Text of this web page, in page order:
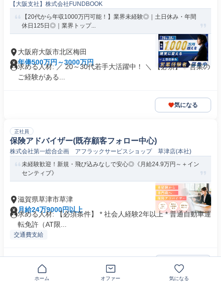
【大阪支社】株式会社FUNDBOOK
【20代から年収1000万円可能！】業界未経験◎｜土日休み・年間
休日125日◎｜業界トップ...
大阪府大阪市北区梅田
年俸500万円～3000万円
求める人材: ／ 20～30代若手大活躍中！ ＼ 【必須】 ✅️営業の
ご経験がある...
気になる
正社員
保険アドバイザー(既存顧客フォロー中心)
株式会社第一総合企画 アフラックサービスショップ 草津店(本社)
未経験歓迎！新規・飛び込みなしで安心◎《月給24.9万円～＋イン
センティブ》
滋賀県草津市草津
月給24万9000円以上
求める人材: 【必須条件】 * 社会人経験2年以上 * 普通自動車運
転免許（AT限...
交通費支給
ホーム オファー 気になる